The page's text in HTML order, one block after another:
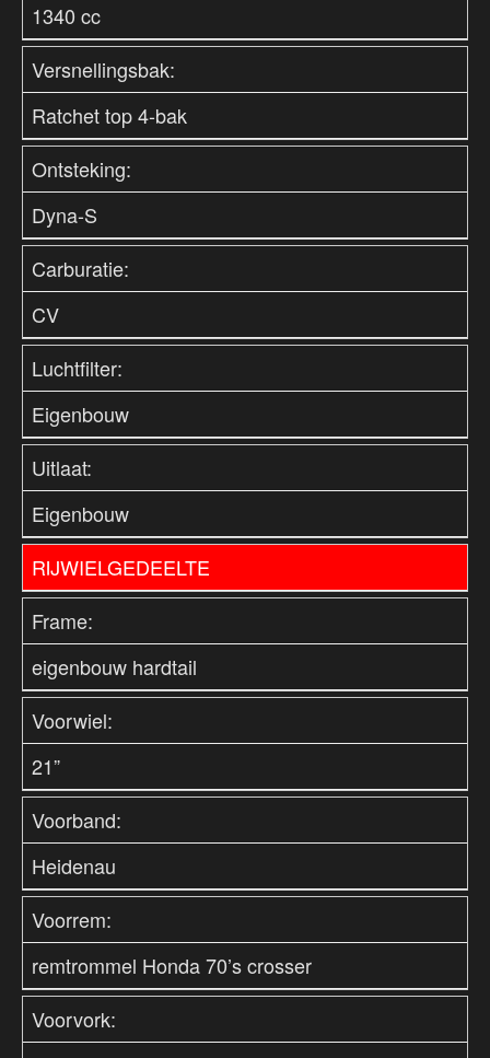
1340 cc
Versnellingsbak:
Ratchet top 4-bak
Ontsteking:
Dyna-S
Carburatie:
CV
Luchtfilter:
Eigenbouw
Uitlaat:
Eigenbouw
RIJWIELGEDEELTE
Frame:
eigenbouw hardtail
Voorwiel:
21”
Voorband:
Heidenau
Voorrem:
remtrommel Honda 70’s crosser
Voorvork: